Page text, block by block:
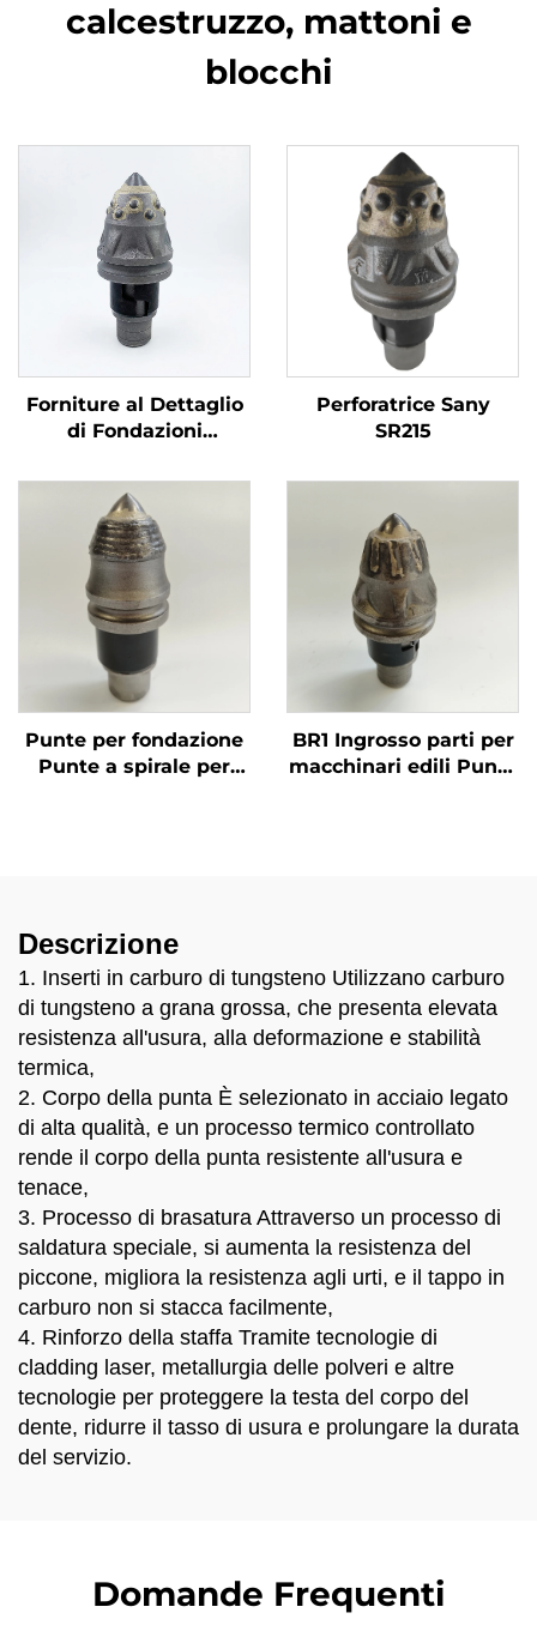
calcestruzzo, mattoni e
blocchi
Forniture al Dettaglio
di Fondazioni
Palla ad Alta
Resistenza Strumenti
da Foratura Multi
Funzione
Perforatrice Sany
SR215
Punte per fondazione
Punte a spirale per
BR1 Ingrosso parti per
macchinari edili Punte
Descrizione
1. Inserti in carburo di tungsteno Utilizzano carburo
di tungsteno a grana grossa, che presenta elevata
resistenza all'usura, alla deformazione e stabilità
termica,
2. Corpo della punta È selezionato in acciaio legato
di alta qualità, e un processo termico controllato
rende il corpo della punta resistente all'usura e
tenace,
3. Processo di brasatura Attraverso un processo di
saldatura speciale, si aumenta la resistenza del
piccone, migliora la resistenza agli urti, e il tappo in
carburo non si stacca facilmente,
4. Rinforzo della staffa Tramite tecnologie di
cladding laser, metallurgia delle polveri e altre
tecnologie per proteggere la testa del corpo del
dente, ridurre il tasso di usura e prolungare la durata
del servizio.
Domande Frequenti